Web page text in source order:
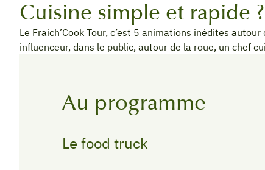
Cuisine simple et rapide
Le Fraich’Cook Tour, c’est 5 animations inédites
influenceur, dans le public, autour de la roue, un chef
Au programme
Le food truck